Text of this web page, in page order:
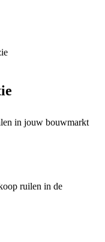
in jouw bouwmarkt
ruilen in de